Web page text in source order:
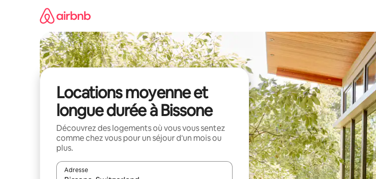
Locations moyenne et
longue durée à Bissone
Découvrez des logements où vous vous sentez
comme chez vous pour un séjour d'un mois ou
plus.
Adresse